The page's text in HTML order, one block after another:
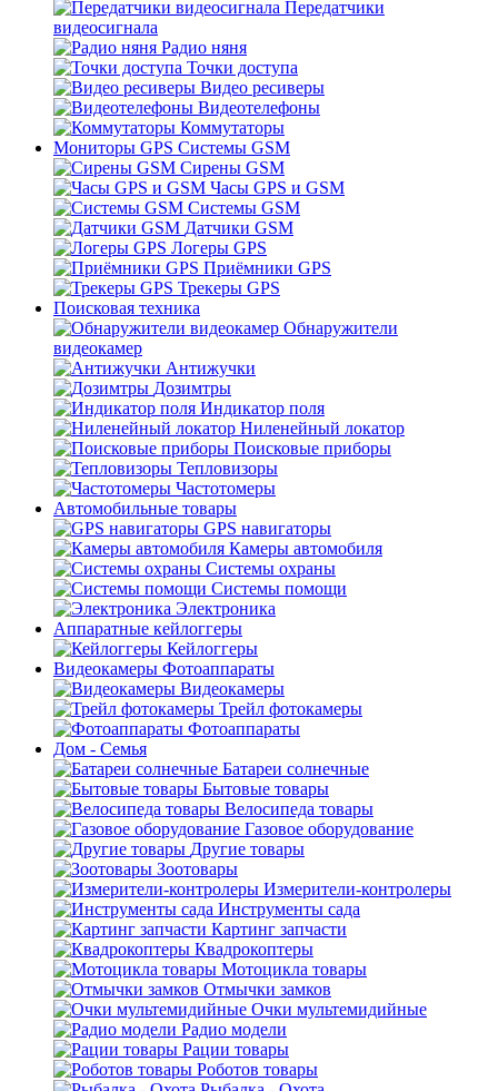
Передатчики
видеосигнала
Радио няня
Точки доступа
Видео ресиверы
Видеотелефоны
Коммутаторы
Мониторы GPS Системы GSM
Сирены GSM
Часы GPS и GSM
Системы GSM
Датчики GSM
Логеры GPS
Приёмники GPS
Трекеры GPS
Поисковая техника
Обнаружители
видеокамер
Антижучки
Дозимтры
Индикатор поля
Ниленейный локатор
Поисковые приборы
Тепловизоры
Частотомеры
Автомобильные товары
GPS навигаторы
Камеры автомобиля
Системы охраны
Системы помощи
Электроника
Аппаратные кейлоггеры
Кейлоггеры
Видеокамеры Фотоаппараты
Видеокамеры
Трейл фотокамеры
Фотоаппараты
Дом - Семья
Батареи солнечные
Бытовые товары
Велосипеда товары
Газовое оборудование
Другие товары
Зоотовары
Измерители-контролеры
Инструменты сада
Картинг запчасти
Квадрокоптеры
Мотоцикла товары
Отмычки замков
Очки мультемидийные
Радио модели
Рации товары
Роботов товары